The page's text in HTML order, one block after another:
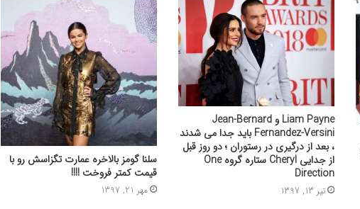
Liam Payne و Jean-Bernard
Fernandez-Versini باید جدا می شدند
، بعد از درگیری در رستوران ؛ دو روز قبل
از جدایی Cheryl ستاره گروه One
Direction
تیر 13, 1397
سلنا گومز بالاخره عمارت تگزاسش رو با
قیمت کمتر فروخت !!!!
مهر 21, 1397